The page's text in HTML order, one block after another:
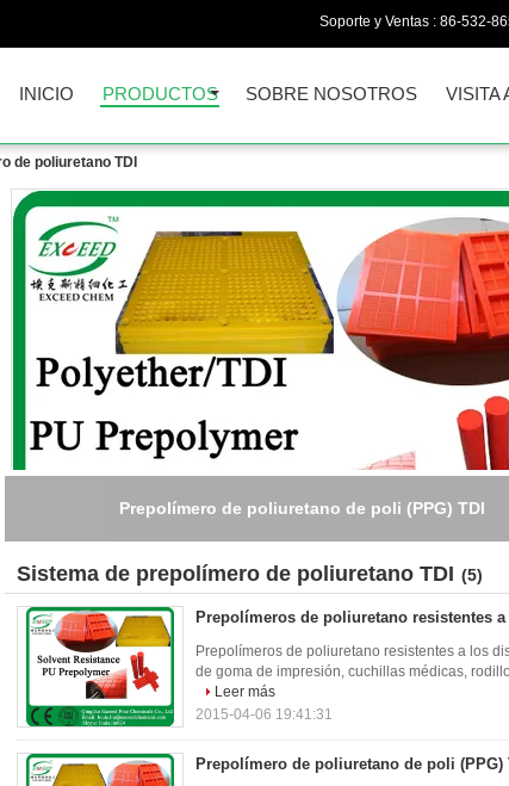
Soporte y Ventas : 86-532-
INICIO PRODUCTOS SOBRE NOSOTROS VISITA
de poliuretano TDI
Prepolímero de poliuretano de poli (PPG) TDI
Sistema de prepolímero de poliuretano TDI (5)
Prepolímeros de poliuretano resistentes
Prepolímeros de poliuretano resistentes a los
de goma de impresión, cuchillas médicas,
Leer más
2015-04-06 19:41:31
Prepolímero de poliuretano de poli (PPG)